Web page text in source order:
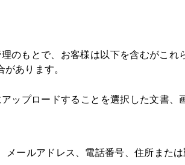
のもとで、お客様は以下を含むがこ
あります。
ップロードすることを選択した文書
ールアドレス、電話番号、住所または